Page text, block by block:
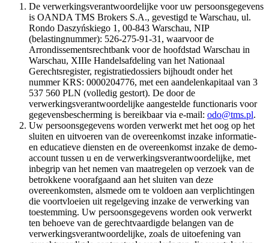
De verwerkingsverantwoordelijke voor uw persoonsgegevens
is OANDA TMS Brokers S.A., gevestigd te Warschau, ul.
Rondo Daszyńskiego 1, 00-843 Warschau, NIP
(belastingnummer): 526-275-91-31, waarvoor de
Arrondissementsrechtbank voor de hoofdstad Warschau in
Warschau, XIIIe Handelsafdeling van het Nationaal
Gerechtsregister, registratiedossiers bijhoudt onder het
nummer KRS: 0000204776, met een aandelenkapitaal van 3
537 560 PLN (volledig gestort). De door de
verwerkingsverantwoordelijke aangestelde functionaris voor
gegevensbescherming is bereikbaar via e-mail: odo@tms.pl.
Uw persoonsgegevens worden verwerkt met het oog op het
sluiten en uitvoeren van de overeenkomst inzake informatie-
en educatieve diensten en de overeenkomst inzake de demo-
account tussen u en de verwerkingsverantwoordelijke, met
inbegrip van het nemen van maatregelen op verzoek van de
betrokkene voorafgaand aan het sluiten van deze
overeenkomsten, alsmede om te voldoen aan verplichtingen
die voortvloeien uit regelgeving inzake de verwerking van
toestemming. Uw persoonsgegevens worden ook verwerkt
ten behoeve van de gerechtvaardigde belangen van de
verwerkingsverantwoordelijke, zoals de uitoefening van